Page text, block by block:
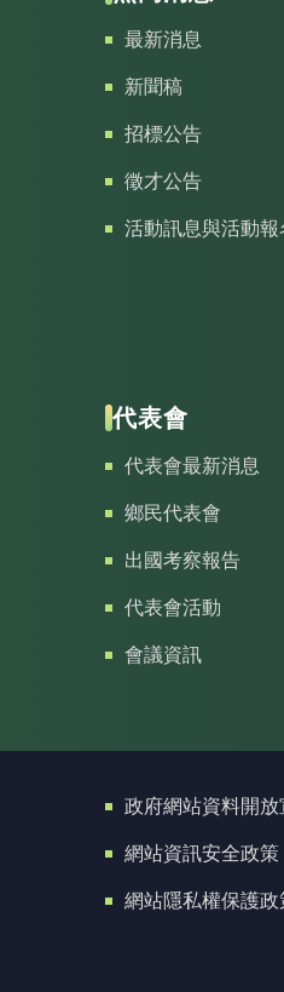
最新消息
新聞稿
招標公告
徵才公告
活動訊息與活動報
代表會
代表會最新消息
鄉民代表會
出國考察報告
代表會活動
會議資訊
政府網站資料開放
網站資訊安全政策
網站隱私權保護政